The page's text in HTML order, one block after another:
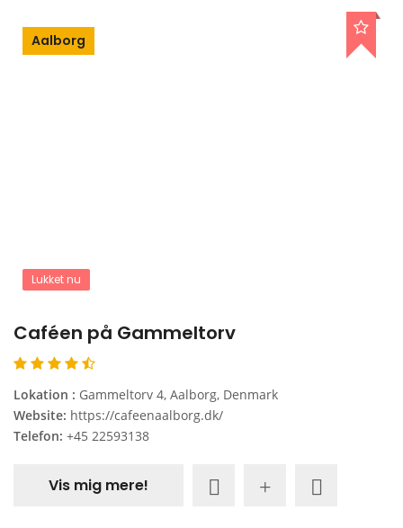
Aalborg
Lukket nu
Caféen på Gammeltorv
Lokation : Gammeltorv 4, Aalborg, Denmark
Website: https://cafeenaalborg.dk/
Telefon: +45 22593138
Vis mig mere!